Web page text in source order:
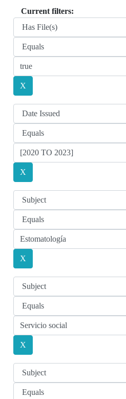
Current filters: